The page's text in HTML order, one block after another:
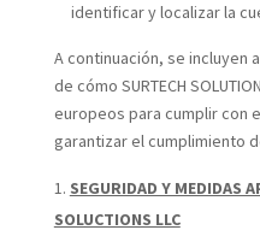
identificar y localizar la
A continuación, se incluyen
de cómo SURTECH
europeos para cumplir con
garantizar el cumplimiento
SEGURIDAD Y MEDIDAS
SOLUCTIONS LLC